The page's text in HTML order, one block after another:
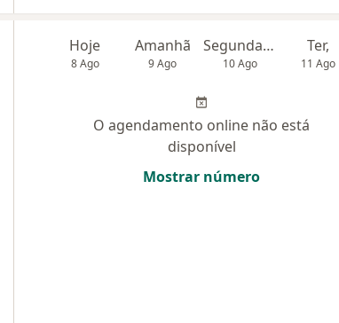
Hoje
8 Ago
Amanhã
9 Ago
Segunda-feira
10 Ago
Ter,
11 Ago
O agendamento online não está
disponível
Mostrar número